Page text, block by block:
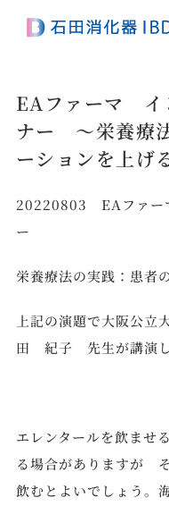
EAファーマ イ
ナー ～栄養療
ーションを上げ
20220803 EAファー
ー
栄養療法の実践：患者
上記の演題で大阪公
田 紀子 先生が講演し
エレンタールを飲ませ
る場合がありますが
飲むとよいでしょう。